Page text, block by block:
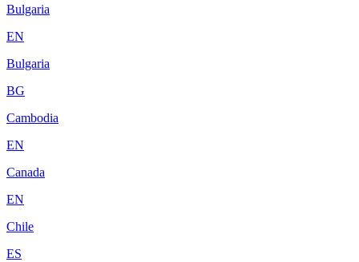
Bulgaria
EN
Bulgaria
BG
Cambodia
EN
Canada
EN
Chile
ES